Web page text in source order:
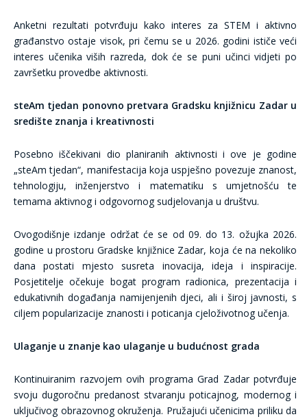
Anketni rezultati potvrđuju kako interes za STEM i aktivno
građanstvo ostaje visok, pri čemu se u 2026. godini ističe veći
interes učenika viših razreda, dok će se puni učinci vidjeti po
završetku provedbe aktivnosti.
steAm tjedan ponovno pretvara Gradsku knjižnicu Zadar u
središte znanja i kreativnosti
Posebno iščekivani dio planiranih aktivnosti i ove je godine
„steAm tjedan“, manifestacija koja uspješno povezuje znanost,
tehnologiju, inženjerstvo i matematiku s umjetnošću te
temama aktivnog i odgovornog sudjelovanja u društvu.
Ovogodišnje izdanje održat će se od 09. do 13. ožujka 2026.
godine u prostoru Gradske knjižnice Zadar, koja će na nekoliko
dana postati mjesto susreta inovacija, ideja i inspiracije.
Posjetitelje očekuje bogat program radionica, prezentacija i
edukativnih događanja namijenjenih djeci, ali i široj javnosti, s
ciljem popularizacije znanosti i poticanja cjeloživotnog učenja.
Ulaganje u znanje kao ulaganje u budućnost grada
Kontinuiranim razvojem ovih programa Grad Zadar potvrđuje
svoju dugoročnu predanost stvaranju poticajnog, modernog i
uključivog obrazovnog okruženja. Pružajući učenicima priliku da